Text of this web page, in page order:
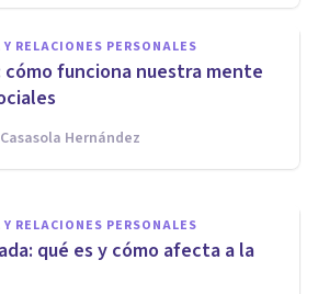
RELACIONES PERSONALES
cómo funciona nuestra mente
Hernández
de esquemas
y Norman
RELACIONES PERSONALES
qué es y cómo afecta a la